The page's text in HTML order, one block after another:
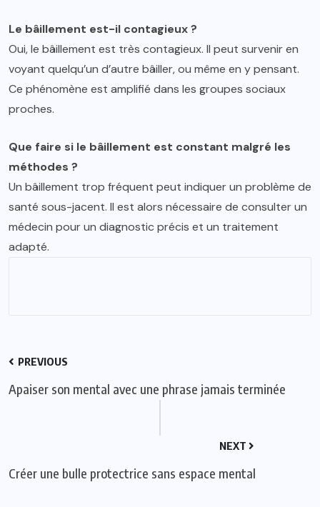
Le bâillement est-il contagieux ?
Oui, le bâillement est très contagieux. Il peut survenir en
voyant quelqu’un d’autre bâiller, ou même en y pensant.
Ce phénomène est amplifié dans les groupes sociaux
proches.
Que faire si le bâillement est constant malgré les
méthodes ?
Un bâillement trop fréquent peut indiquer un problème de
santé sous-jacent. Il est alors nécessaire de consulter un
médecin pour un diagnostic précis et un traitement
adapté.
PREVIOUS
Apaiser son mental avec une phrase jamais terminée
NEXT
Créer une bulle protectrice sans espace mental